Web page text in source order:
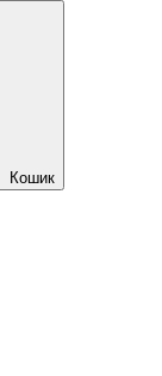
Кошик